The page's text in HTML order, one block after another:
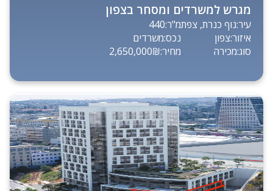
מגרש למשרדים ומסחר בצפון
עיר:נוף כנרת, צפת
איזור:צפון
סוג:מכירה
מ"ר:440
נכס:משרדים
מחיר:2,650,000₪